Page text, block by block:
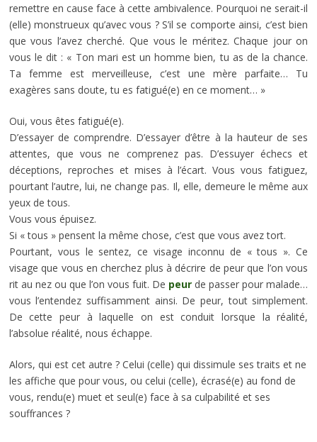
remettre en cause face à cette ambivalence. Pourquoi ne serait-il
(elle) monstrueux qu’avec vous ? S’il se comporte ainsi, c’est bien
que vous l’avez cherché. Que vous le méritez. Chaque jour on
vous le dit : « Ton mari est un homme bien, tu as de la chance.
Ta femme est merveilleuse, c’est une mère parfaite… Tu
exagères sans doute, tu es fatigué(e) en ce moment… »
Oui, vous êtes fatigué(e).
D’essayer de comprendre. D’essayer d’être à la hauteur de ses
attentes, que vous ne comprenez pas. D’essuyer échecs et
déceptions, reproches et mises à l’écart. Vous vous fatiguez,
pourtant l’autre, lui, ne change pas. Il, elle, demeure le même aux
yeux de tous.
Vous vous épuisez.
Si « tous » pensent la même chose, c’est que vous avez tort.
Pourtant, vous le sentez, ce visage inconnu de « tous ». Ce
visage que vous en cherchez plus à décrire de peur que l’on vous
rit au nez ou que l’on vous fuit. De peur de passer pour malade…
vous l’entendez suffisamment ainsi. De peur, tout simplement.
De cette peur à laquelle on est conduit lorsque la réalité,
l’absolue réalité, nous échappe.
Alors, qui est cet autre ? Celui (celle) qui dissimule ses traits et ne
les affiche que pour vous, ou celui (celle), écrasé(e) au fond de
vous, rendu(e) muet et seul(e) face à sa culpabilité et ses
souffrances ?